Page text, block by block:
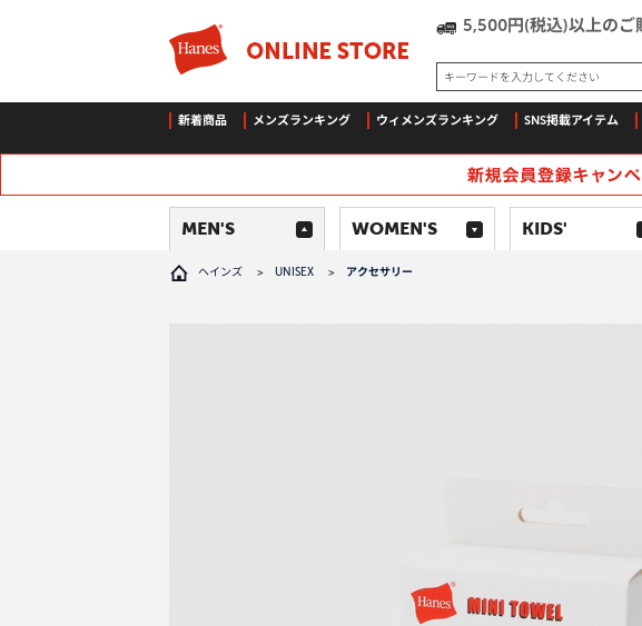
5,500円(税込)以上のご
キーワードを入力してください
新着商品 メンズランキング ウィメンズランキング SNS掲載アイテム
MEN'S WOMEN'S KIDS'
ヘインズ > UNISEX > アクセサリー